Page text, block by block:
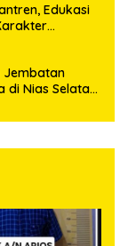
Edukasi
Jembatan
di Nias Selatan